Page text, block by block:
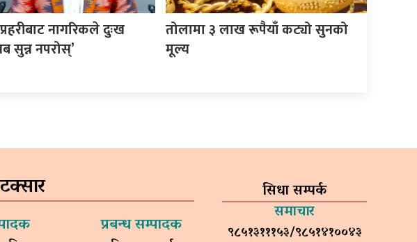
नागरिकले दुःख
सुन्न नपरोस्’
तोलामा ३ लाख रूपैयाँ कट्यो सुनको
मूल्य
प्रबन्ध सम्पादक
सिधा सम्पर्क
समाचार
९८५१३१११५३/९८५१४१००४३